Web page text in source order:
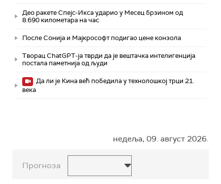
Део ракете Спејс-Икса ударио у Месец брзином од
8.690 километара на час
После Сонија и Мајкрософт подигао цене конзола
Творац ChatGPT-ја тврди да је вештачка интелигенција
постала паметнија од људи
Да ли је Кина већ победила у технолошкој трци 21.
века
недеља, 09. август 2026.
Прогноза